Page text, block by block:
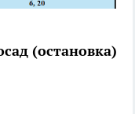
(остановка)